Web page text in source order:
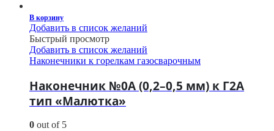
В корзину
Добавить в список желаний
Быстрый просмотр
Добавить в список желаний
Наконечники к горелкам газосварочным
Наконечник №0А (0,2–0,5 мм) к Г2А
тип «Малютка»
0 out of 5